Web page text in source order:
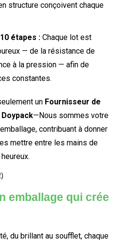
structure conçoivent chaque
étapes :Chaque lot est
— de la résistance de
à la pression — afin de
constantes.
un Fournisseur de
—Nous sommes votre
contribuant à donner
mettre entre les mains de
emballage qui crée
du brillant au soufflet, chaque